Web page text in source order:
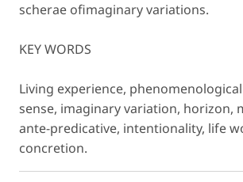
scherae ofimaginary variations.
KEY WORDS
Living experience,
sense, imaginary variation, horizon,
ante-predicative, intentionality, life
concretion.